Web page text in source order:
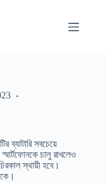
ব্যাটারি সবচেয়ে
চালু রাখলেও
স্থায়ী হবে।